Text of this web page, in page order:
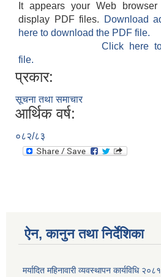
It appears your Web
display PDF files.
Download
here to download the PDF file.
Click here
file.
प्रकार:
सूचना तथा समाचार
आर्थिक वर्ष:
०८२/८३
ऐन, कानुन तथा निर्देशिका
मर्यादित महिनावारी व्यवस्थापन कार्यविधि २०८१